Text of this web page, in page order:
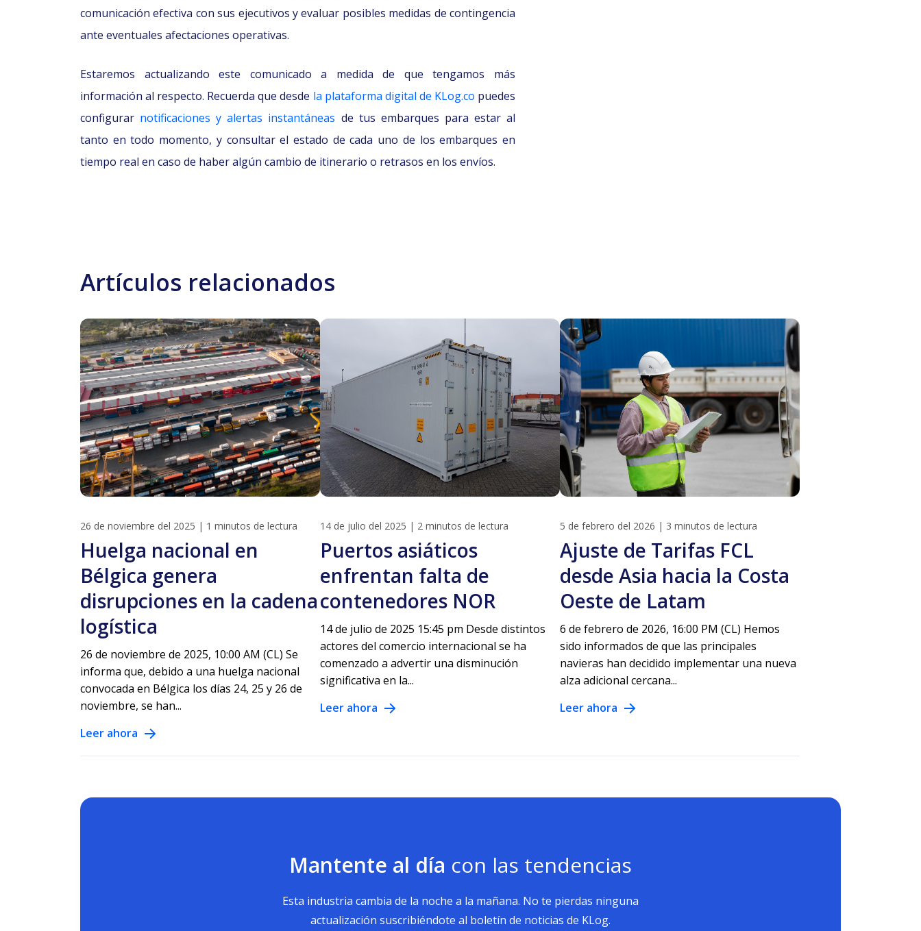
comunicación efectiva con sus ejecutivos y evaluar posibles medidas de contingencia
ante eventuales afectaciones operativas.
Estaremos actualizando este comunicado a medida de que tengamos más
información al respecto. Recuerda que desde la plataforma digital de KLog.co puedes
configurar notificaciones y alertas instantáneas de tus embarques para estar al
tanto en todo momento, y consultar el estado de cada uno de los embarques en
tiempo real en caso de haber algún cambio de itinerario o retrasos en los envíos.
Artículos relacionados
26 de noviembre del 2025 | 1 minutos de lectura
Huelga nacional en
Bélgica genera
disrupciones en la cadena
logística
26 de noviembre de 2025, 10:00 AM (CL) Se
informa que, debido a una huelga nacional
convocada en Bélgica los días 24, 25 y 26 de
noviembre, se han...
Leer ahora
14 de julio del 2025 | 2 minutos de lectura
Puertos asiáticos
enfrentan falta de
contenedores NOR
14 de julio de 2025 15:45 pm Desde distintos
actores del comercio internacional se ha
comenzado a advertir una disminución
significativa en la...
Leer ahora
5 de febrero del 2026 | 3 minutos de lectura
Ajuste de Tarifas FCL
desde Asia hacia la Costa
Oeste de Latam
6 de febrero de 2026, 16:00 PM (CL) Hemos
sido informados de que las principales
navieras han decidido implementar una nueva
alza adicional cercana...
Leer ahora
Mantente al día con las tendencias
Esta industria cambia de la noche a la mañana. No te pierdas ninguna
actualización suscribiéndote al boletín de noticias de KLog.